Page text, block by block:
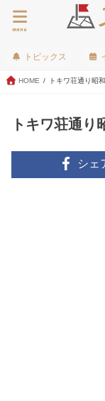
menu
トピックス
HOME トキワ荘通り昭
トキワ荘通り
シェ